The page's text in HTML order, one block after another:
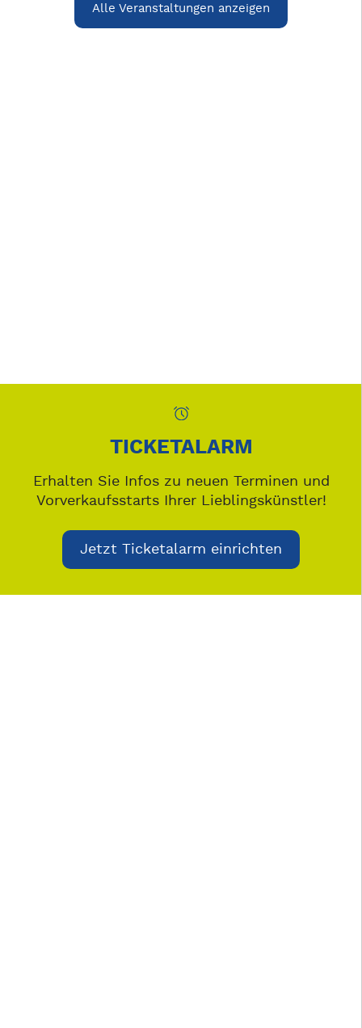
Alle Veranstaltungen anzeigen
TICKETALARM
Erhalten Sie Infos zu neuen Terminen und
Vorverkaufsstarts Ihrer Lieblingskünstler!
Jetzt Ticketalarm einrichten